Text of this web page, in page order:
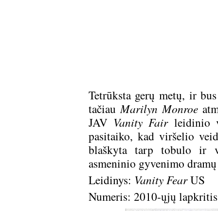
Tetrūksta gerų metų, ir
tačiauMarilyn Monroe
JAV Vanity Fairleidinio
pasitaiko, kad viršelio
blaškyta tarp tobulo ir
asmeninio gyvenimo
Leidinys: Vanity FearUS
Numeris: 2010-ųjų lapkritis